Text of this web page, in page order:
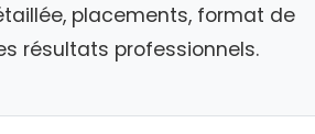
placements, format de
résultats professionnels.